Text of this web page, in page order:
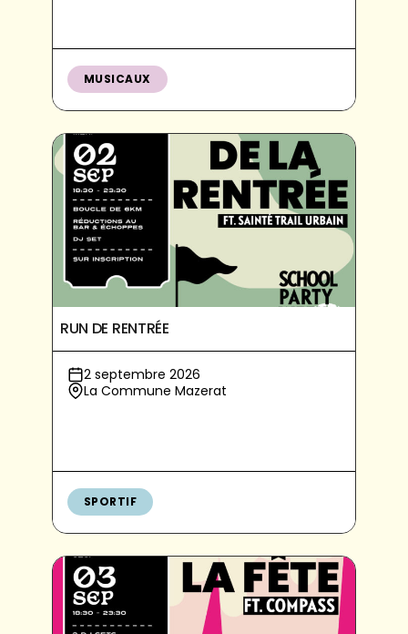
MUSICAUX
RUN DE RENTRÉE
2 septembre 2026
La Commune Mazerat
SPORTIF